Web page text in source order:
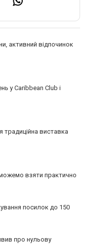
активний відпочинок
у Caribbean Club і
традиційна виставка
взяти практично
посилок до 150
про нульову